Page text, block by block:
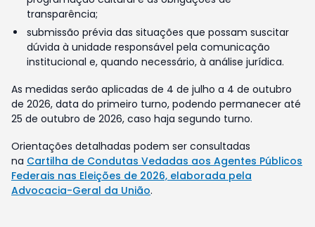
transparência;
submissão prévia das situações que possam suscitar
dúvida à unidade responsável pela comunicação
institucional e, quando necessário, à análise jurídica.
As medidas serão aplicadas de 4 de julho a 4 de outubro
de 2026, data do primeiro turno, podendo permanecer até
25 de outubro de 2026, caso haja segundo turno.
Orientações detalhadas podem ser consultadas
na Cartilha de Condutas Vedadas aos Agentes Públicos
Federais nas Eleições de 2026, elaborada pela
Advocacia-Geral da União.